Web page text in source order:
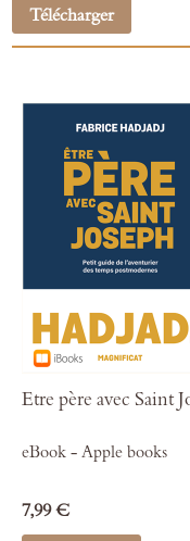
Télécharger
Etre père avec Saint
eBook - Apple books
7,99 €